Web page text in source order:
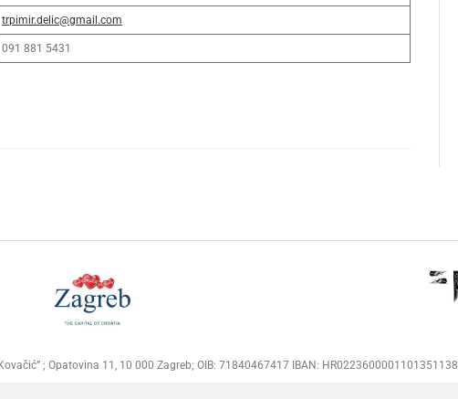
trpimir.delic@gmail.com
091 881 5431
; Opatovina 11, 10 000 Zagreb; OIB: 71840467417 IBAN: HR0223600001101351138